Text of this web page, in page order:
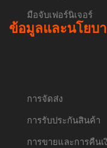
มือจับเฟอร์นิเจอร์
ข้อมูลและนโยบ
การจัดส่ง
การรับประกันสินค้า
การขายและการคืนเ